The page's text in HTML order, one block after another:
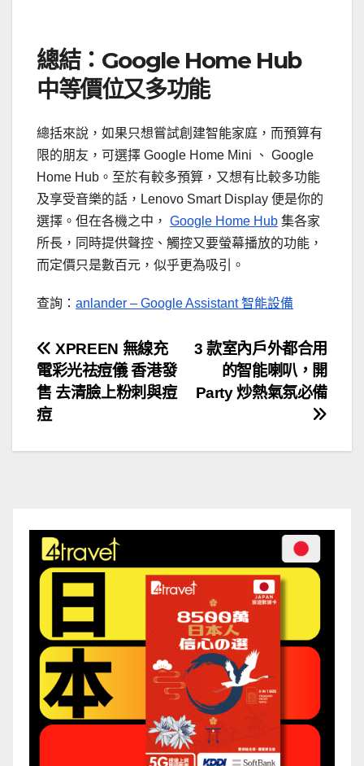
總結：Google Home Hub
中等價位又多功能
總括來說，如果只想嘗試創建智能家庭，而預算有
限的朋友，可選擇 Google Home Mini 、 Google
Home Hub。至於有較多預算，又想有比較多功能
及享受音樂的話，Lenovo Smart Display 便是你的
選擇。但在各機之中， Google Home Hub 集各家
所長，同時提供聲控、觸控又要螢幕播放的功能，
而定價只是數百元，似乎更為吸引。
查詢： anlander – Google Assistant 智能設備
文
章
導
覽
3 款室內戶外都合用
的智能喇叭，開
Party 炒熱氣氛必備
XPREEN 無線充
電彩光祛痘儀 香港發
售 去清臉上粉刺與痘
痘